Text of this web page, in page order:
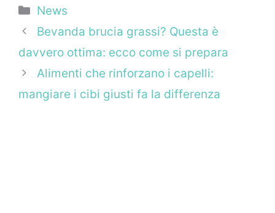
Categorie
News
Bevanda brucia grassi? Questa è
davvero ottima: ecco come si prepara
Alimenti che rinforzano i capelli:
mangiare i cibi giusti fa la differenza